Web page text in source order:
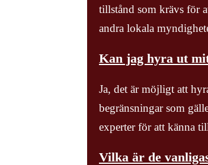
tillstånd som krävs för
andra lokala
Kan jag hyra ut
Ja, det är möjligt att
begränsningar som
experter för att känna
Vilka är de